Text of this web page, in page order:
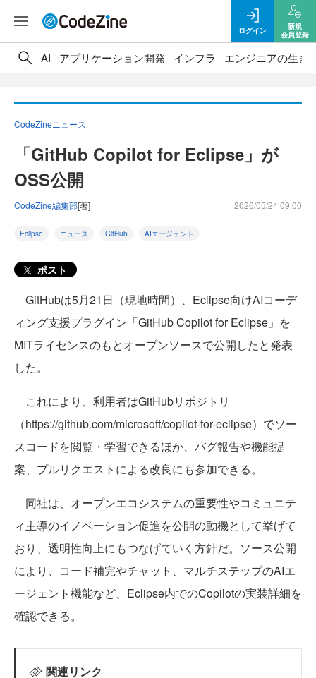
ログイン
新規
会員登録
AI アプリケーション開発 インフラ エンジニアの生き
CodeZineニュース
「GitHub Copilot for Eclipse」が
OSS公開
CodeZine編集部[著] 2026/05/24 09:00
Eclipse ニュース GitHub AIエージェント
ポスト
GitHubは5月21日（現地時間）、Eclipse向けAIコーデ
ィング支援プラグイン「GitHub Copilot for Eclipse」を
MITライセンスのもとオープンソースで公開したと発表
した。
これにより、利用者はGitHubリポジトリ
（https://github.com/microsoft/copilot-for-eclipse）でソー
スコードを閲覧・学習できるほか、バグ報告や機能提
案、プルリクエストによる改良にも参加できる。
同社は、オープンエコシステムの重要性やコミュニテ
ィ主導のイノベーション促進を公開の動機として挙げて
おり、透明性向上にもつなげていく方針だ。ソース公開
により、コード補完やチャット、マルチステップのAIエ
ージェント機能など、Eclipse内でのCopilotの実装詳細を
確認できる。
関連リンク